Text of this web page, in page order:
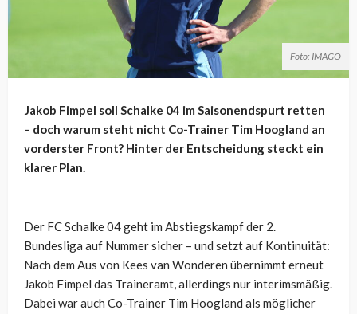
Foto: IMAGO
Jakob Fimpel soll Schalke 04 im Saisonendspurt retten
– doch warum steht nicht Co-Trainer Tim Hoogland an
vorderster Front? Hinter der Entscheidung steckt ein
klarer Plan.
Der FC Schalke 04 geht im Abstiegskampf der 2.
Bundesliga auf Nummer sicher – und setzt auf Kontinuität:
Nach dem Aus von Kees van Wonderen übernimmt erneut
Jakob Fimpel das Traineramt, allerdings nur interimsmäßig.
Dabei war auch Co-Trainer Tim Hoogland als möglicher